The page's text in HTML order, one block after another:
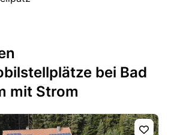
bei Bad
mit Strom